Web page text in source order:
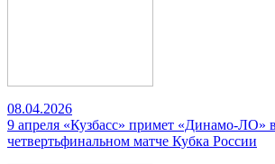
08.04.2026
9 апреля «Кузбасс» примет «Динамо-ЛО»
четвертьфинальном матче Кубка России